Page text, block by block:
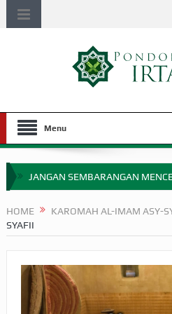
Menu
JANGAN SEMBARANGAN
MIMPI YANG DIABAIKAN
SEBELUM TIBA SAAT WAJIB?
HAKIKAT NIKMAT DI DUNIA!
HOME KAROMAH AL-IMAM ASY-
SYAFII